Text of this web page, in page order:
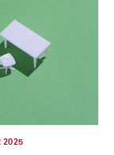
2025